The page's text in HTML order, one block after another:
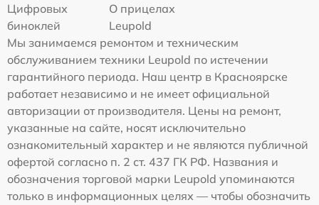
Цифровых
биноклей
О прицелах
Leupold
Мы занимаемся ремонтом и техническим
обслуживанием техники Leupold по истечении
гарантийного периода. Наш центр в Красноярске
работает независимо и не имеет официальной
авторизации от производителя. Цены на ремонт,
указанные на сайте, носят исключительно
ознакомительный характер и не являются публичной
офертой согласно п. 2 ст. 437 ГК РФ. Названия и
обозначения торговой марки Leupold упоминаются
только в информационных целях — чтобы обозначить